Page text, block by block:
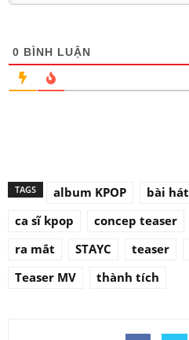
0 BÌNH LUẬN
TAGS album KPOP bài hát
ca sĩ kpop
concep teaser
ra mắt
STAYC teaser
Teaser MV
thành tích